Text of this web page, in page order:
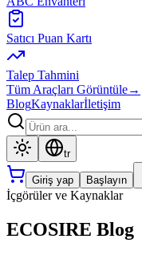
Satıcı Puan Kartı
Talep Tahmini
Tüm Araçları Görüntüle→
BlogKaynaklarİletişim
tr
Giriş yap Başlayın
İçgörüler ve Kaynaklar
ECOSIRE Blog